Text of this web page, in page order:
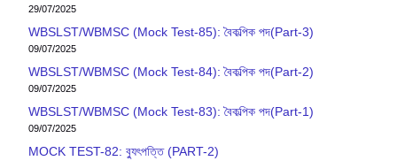
29/07/2025
WBSLST/WBMSC (Mock Test-85): বৈকল্পিক পদ(Part-3)
09/07/2025
WBSLST/WBMSC (Mock Test-84): বৈকল্পিক পদ(Part-2)
09/07/2025
WBSLST/WBMSC (Mock Test-83): বৈকল্পিক পদ(Part-1)
09/07/2025
MOCK TEST-82: ব‍্যুৎপত্তি (PART-2)